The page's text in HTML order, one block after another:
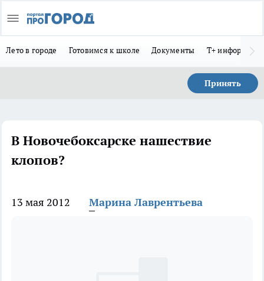
Лето в городе Готовимся к школе Документы Т+
Принять
В Новочебоксарске нашествие
клопов?
13 мая 2012 Марина Лаврентьева